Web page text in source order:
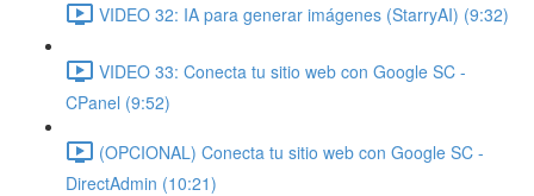
VIDEO 32: IA para generar imágenes (StarryAI) (9:32)
VIDEO 33: Conecta tu sitio web con Google SC -
CPanel (9:52)
(OPCIONAL) Conecta tu sitio web con Google SC -
DirectAdmin (10:21)